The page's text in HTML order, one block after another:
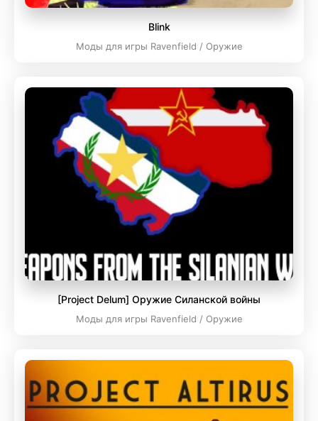
Blink
Моды для игры Ravenfield / Оружие
[Project Delum] Оружие Силанской войны
Моды для игры Ravenfield / Оружие